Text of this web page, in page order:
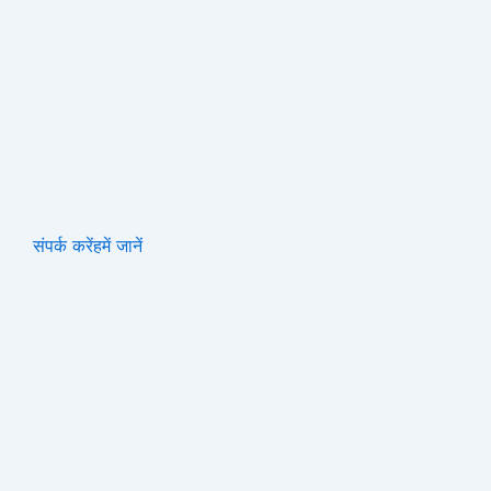
संपर्क करेंहमें जानें